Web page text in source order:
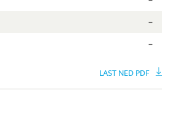
–
–
LAST NED PDF